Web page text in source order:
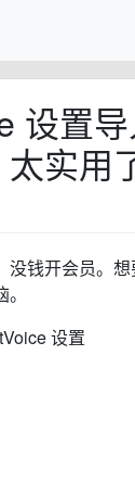
设置
实用
钱开会员。
设置